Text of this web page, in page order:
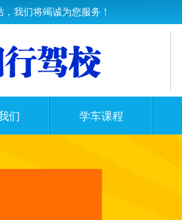
我们将竭诚为您服务！
们 学车课程